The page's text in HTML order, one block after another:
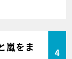
嵐をま
4